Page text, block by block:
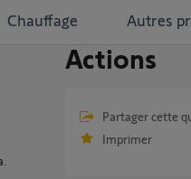
Chauffage Autres
Actions
Partager cette
Imprimer